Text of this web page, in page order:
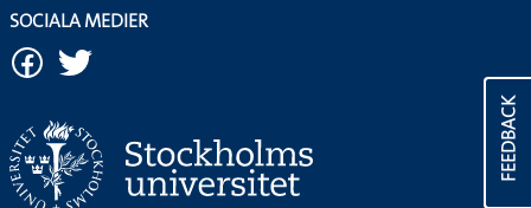
FEEDBACK
SOCIALA MEDIER